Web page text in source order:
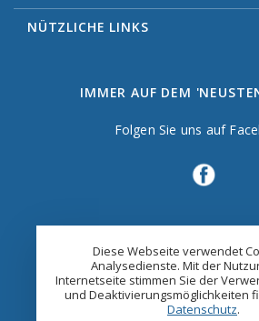
NÜTZLICHE LINKS
IMMER AUF DEM
Folgen Sie uns auf
Diese Webseite verwendet
Analysedienste. Mit der
Internetseite stimmen Sie der
und Deaktivierungsmöglichkeiten
Datenschutz.